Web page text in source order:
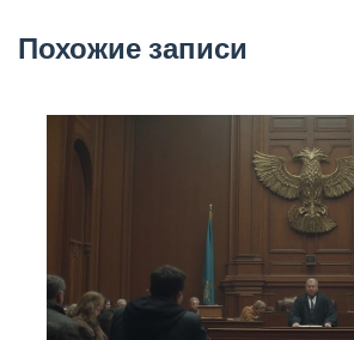
Похожие записи